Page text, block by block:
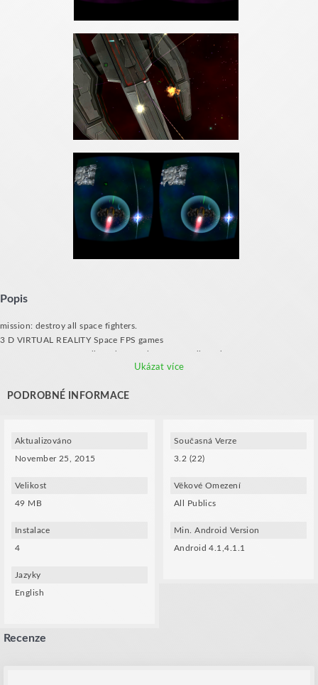
Popis
mission: destroy all space fighters.
3 D VIRTUAL REALITY Space FPS games
'1 IN SPACE FREE Cardboard VR' Galaxy VR Cardboard games
Google Cardboard powered stereoscopic rendering and head tracking for
3D VR Space FPS games Cardboard
Science-fiction space simulator.
currently a work in progress.
You can choose to control your spaceship using either a virtual joystick or
Use your device's gyroscope to play in 360 degrees.
progressively.
Copyright (c), Ryabov Eduard, 2014.
Ukázat více
PODROBNÉ INFORMACE
Aktualizováno
November 25, 2015
Velikost
49 MB
Instalace
4
Jazyky
English
Současná Verze
3.2 (22)
Věkové Omezení
All Publics
Min. Android Version
Android 4.1,4.1.1
Recenze